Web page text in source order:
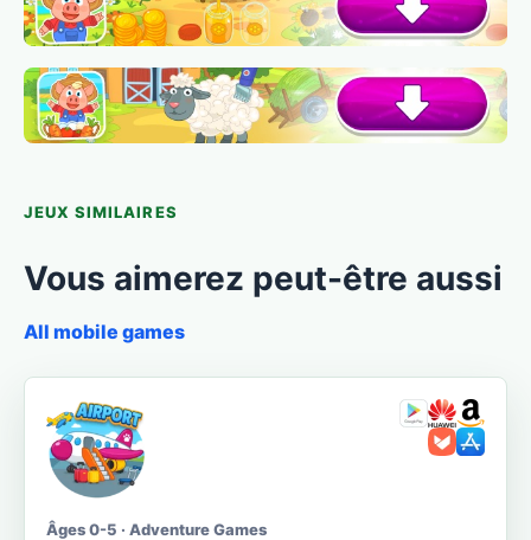
JEUX SIMILAIRES
Vous aimerez peut-être aussi
All mobile games
Âges 0-5 · Adventure Games